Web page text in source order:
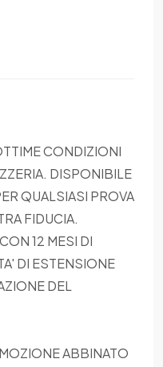
CONDIZIONI
DISPONIBILE
QUALSIASI PROVA
FIDUCIA.
12 MESI DI
DI ESTENSIONE
DEL
ABBINATO